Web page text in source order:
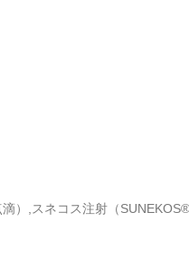
）,スネコス注射（